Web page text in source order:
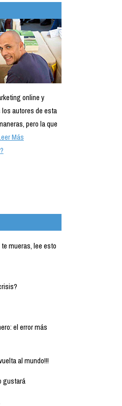
online y
autores de esta
pero la que
Más
mueras, lee esto
el error más
al mundo!!!
gustará